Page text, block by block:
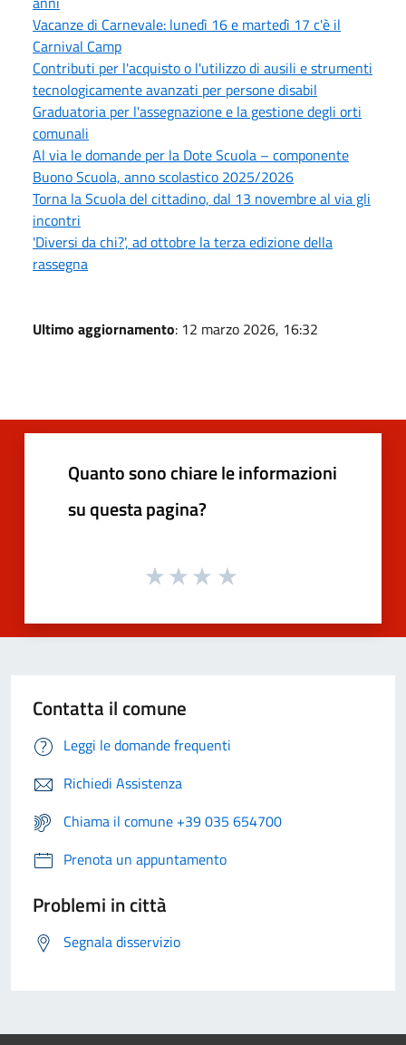
Vacanze di Carnevale: lunedì 16 e martedì 17 c'è il
Carnival Camp
Contributi per l'acquisto o l'utilizzo di ausili e strumenti
tecnologicamente avanzati per persone disabil
Graduatoria per l'assegnazione e la gestione degli orti
comunali
Al via le domande per la Dote Scuola – componente
Buono Scuola, anno scolastico 2025/2026
Torna la Scuola del cittadino, dal 13 novembre al via gli
incontri
'Diversi da chi?', ad ottobre la terza edizione della
rassegna
Ultimo aggiornamento: 12 marzo 2026, 16:32
Quanto sono chiare le informazioni
su questa pagina?
Contatta il comune
Leggi le domande frequenti
Richiedi Assistenza
Chiama il comune +39 035 654700
Prenota un appuntamento
Problemi in città
Segnala disservizio